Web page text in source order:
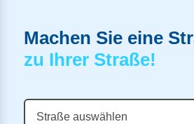
Machen Sie eine
zu Ihrer Straße!